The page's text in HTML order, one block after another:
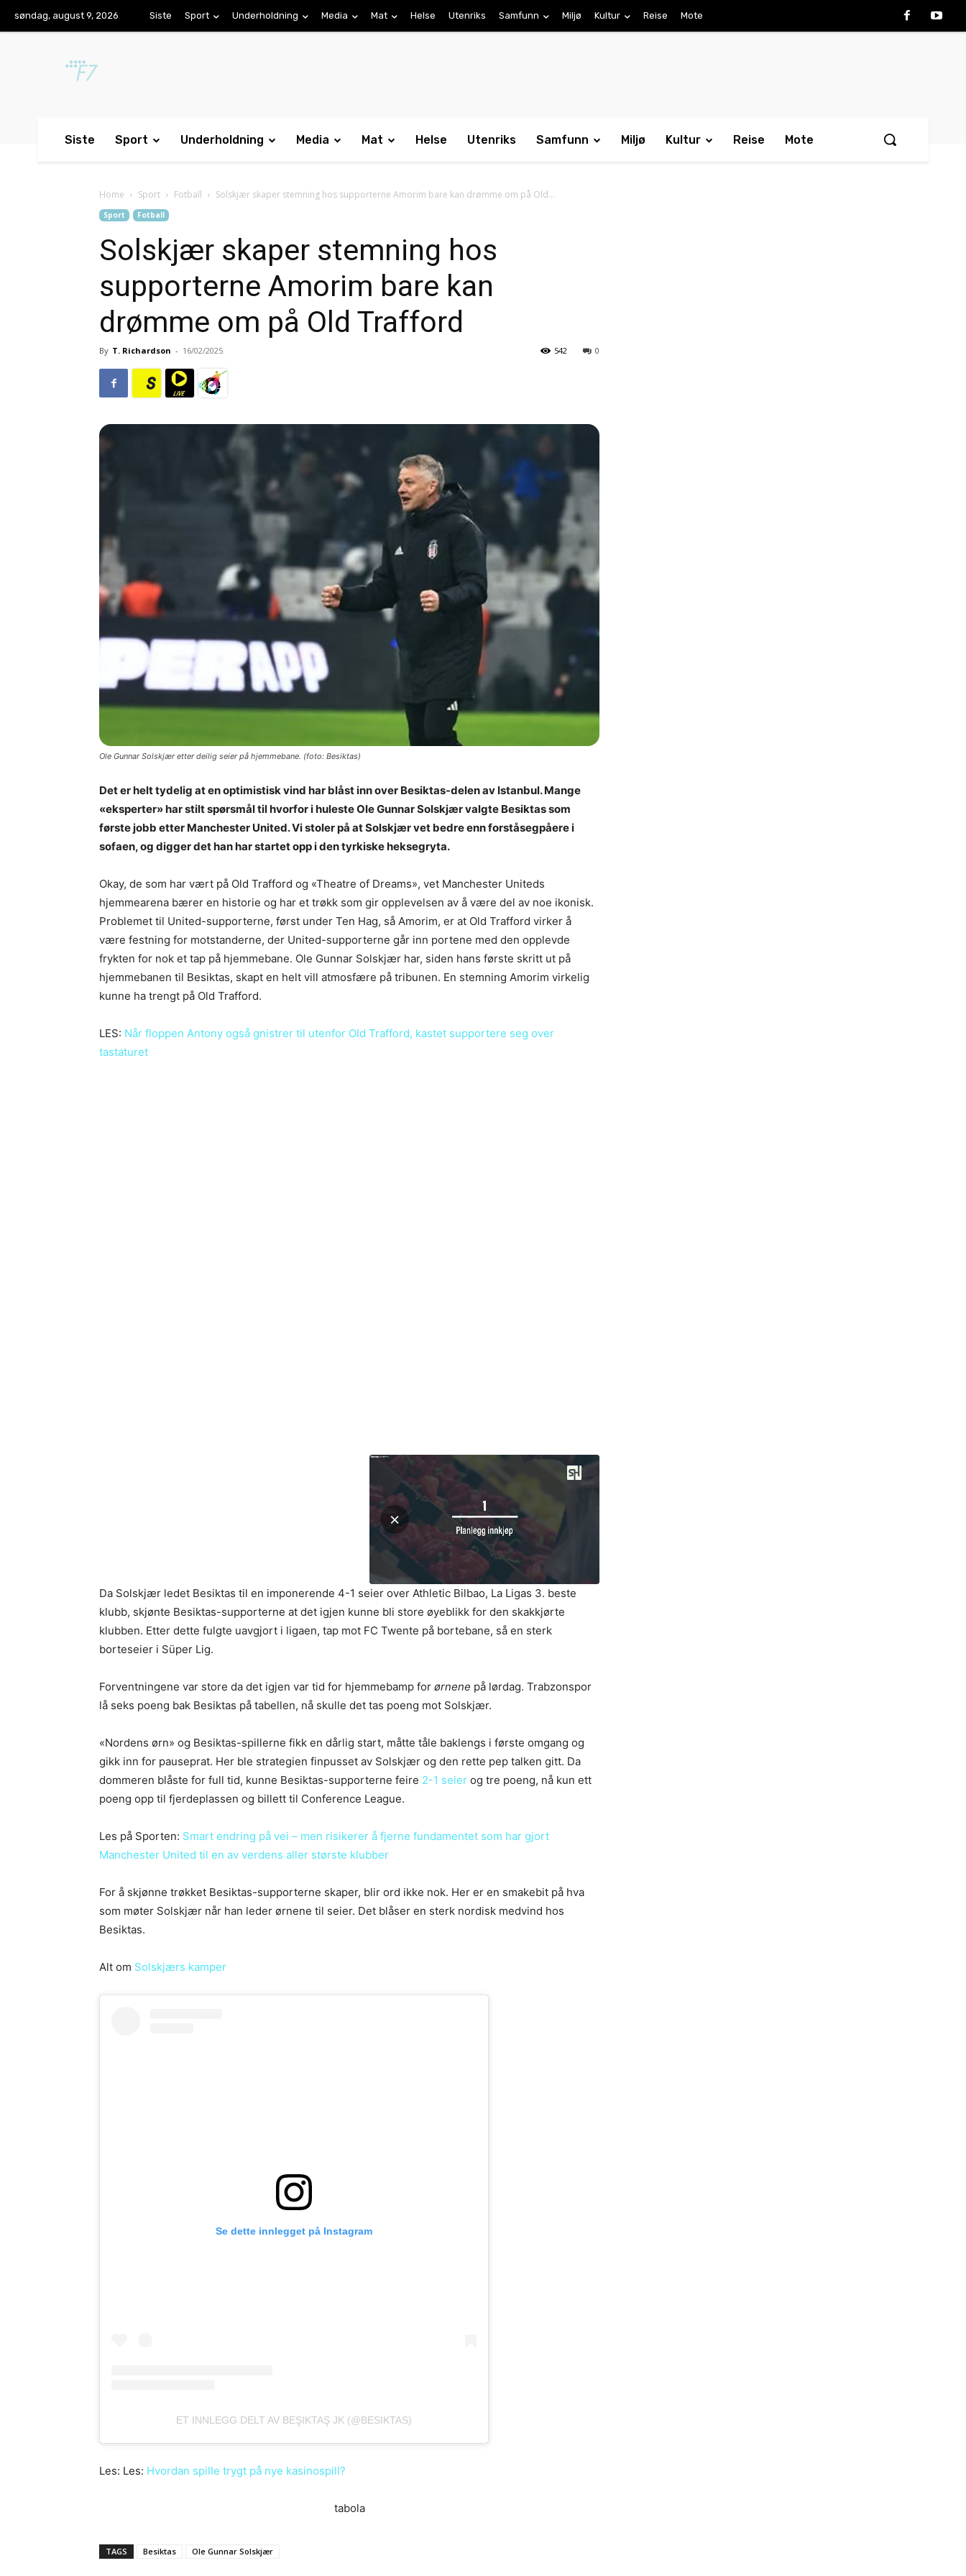
søndag, august 9, 2026 Siste Sport Underholdning Media Mat Helse Utenriks Samfunn Miljø Kultur Reise Mote
Siste Sport Underholdning Media Mat Helse Utenriks Samfunn Miljø Kultur Reise Mote
Home Sport Fotball Solskjær skaper stemning hos supporterne Amorim bare kan drømme om på Old...
Sport Fotball
Solskjær skaper stemning hos
supporterne Amorim bare kan
drømme om på Old Trafford
By T. Richardson - 16/02/2025 0
542
Ole Gunnar Solskjær etter deilig seier på hjemmebane. (foto: Besiktas)
Det er helt tydelig at en optimistisk vind har blåst inn over Besiktas-delen av Istanbul. Mange
«eksperter» har stilt spørsmål til hvorfor i huleste Ole Gunnar Solskjær valgte Besiktas som
første jobb etter Manchester United. Vi stoler på at Solskjær vet bedre enn forståsegpåere i
sofaen, og digger det han har startet opp i den tyrkiske heksegryta.
Okay, de som har vært på Old Trafford og «Theatre of Dreams», vet Manchester Uniteds
hjemmearena bærer en historie og har et trøkk som gir opplevelsen av å være del av noe ikonisk.
Problemet til United-supporterne, først under Ten Hag, så Amorim, er at Old Trafford virker å
være festning for motstanderne, der United-supporterne går inn portene med den opplevde
frykten for nok et tap på hjemmebane. Ole Gunnar Solskjær har, siden hans første skritt ut på
hjemmebanen til Besiktas, skapt en helt vill atmosfære på tribunen. En stemning Amorim virkelig
kunne ha trengt på Old Trafford.
LES: Når floppen Antony også gnistrer til utenfor Old Trafford, kastet supportere seg over
tastaturet
Da Solskjær ledet Besiktas til en imponerende 4-1 seier over Athletic Bilbao, La Ligas 3. beste
klubb, skjønte Besiktas-supporterne at det igjen kunne bli store øyeblikk for den skakkjørte
klubben. Etter dette fulgte uavgjort i ligaen, tap mot FC Twente på bortebane, så en sterk
borteseier i Süper Lig.
Forventningene var store da det igjen var tid for hjemmebamp for ørnene på lørdag. Trabzonspor
lå seks poeng bak Besiktas på tabellen, nå skulle det tas poeng mot Solskjær.
«Nordens ørn» og Besiktas-spillerne fikk en dårlig start, måtte tåle baklengs i første omgang og
gikk inn for pauseprat. Her ble strategien finpusset av Solskjær og den rette pep talken gitt. Da
dommeren blåste for full tid, kunne Besiktas-supporterne feire 2-1 seier og tre poeng, nå kun ett
poeng opp til fjerdeplassen og billett til Conference League.
Les på Sporten: Smart endring på vei – men risikerer å fjerne fundamentet som har gjort
Manchester United til en av verdens aller største klubber
For å skjønne trøkket Besiktas-supporterne skaper, blir ord ikke nok. Her er en smakebit på hva
som møter Solskjær når han leder ørnene til seier. Det blåser en sterk nordisk medvind hos
Besiktas.
Alt om Solskjærs kamper
Se dette innlegget på Instagram
ET INNLEGG DELT AV BEŞIKTAŞ JK (@BESIKTAS)
Les: Les: Hvordan spille trygt på nye kasinospill?
tabola
TAGS Besiktas Ole Gunnar Solskjær